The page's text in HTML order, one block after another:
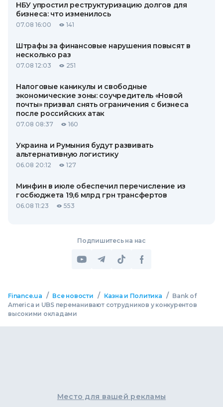
НБУ упростил реструктуризацию долгов для
бизнеса: что изменилось
07.08 16:00 141
Штрафы за финансовые нарушения повысят в
несколько раз
07.08 12:03 251
Налоговые каникулы и свободные
экономические зоны: соучредитель «Новой
почты» призвал снять ограничения с бизнеса
после российских атак
07.08 08:37 160
Украина и Румыния будут развивать
альтернативную логистику
06.08 20:12 127
Минфин в июле обеспечил перечисление из
госбюджета 19,6 млрд грн трансфертов
06.08 11:23 553
Подпишитесь на нас
Finance.ua / Все новости / Казна и Политика / Bank of
America и UBS переманивают сотрудников у конкурентов
высокими окладами
Место для вашей рекламы